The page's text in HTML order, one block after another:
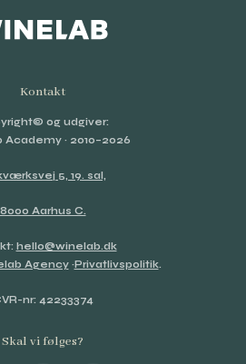
Kontakt
og udgiver:
Academy · 2010–2026
5, 19. sal,
8000 Aarhus C.
hello@winelab.dk
Agency·Privatlivspolitik.
nr: 42233374
Skal vi følges?